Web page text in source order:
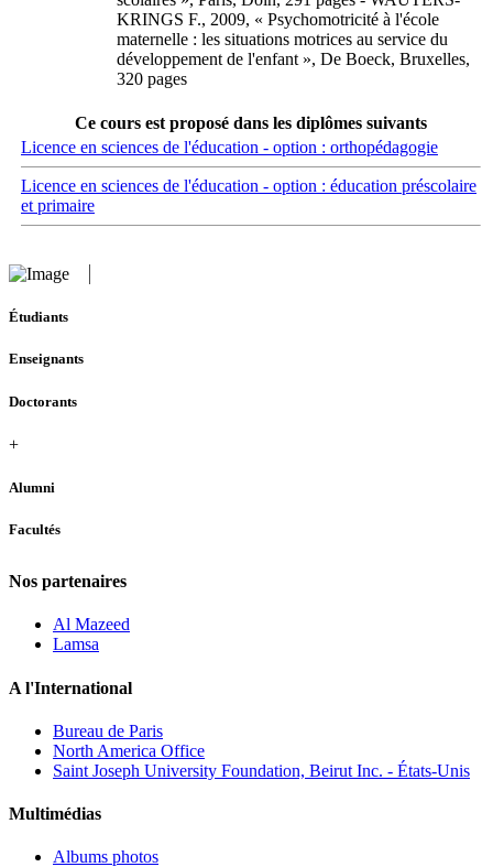
KRINGS F., 2009, « Psychomotricité à l'école
maternelle : les situations motrices au service du
développement de l'enfant », De Boeck, Bruxelles,
320 pages
Ce cours est proposé dans les diplômes suivants
Licence en sciences de l'éducation - option : orthopédagogie
Licence en sciences de l'éducation - option : éducation préscolaire
et primaire
Étudiants
Enseignants
Doctorants
+
Alumni
Facultés
Nos partenaires
Al Mazeed
Lamsa
A l'International
Bureau de Paris
North America Office
Saint Joseph University Foundation, Beirut Inc. - États-Unis
Multimédias
Albums photos